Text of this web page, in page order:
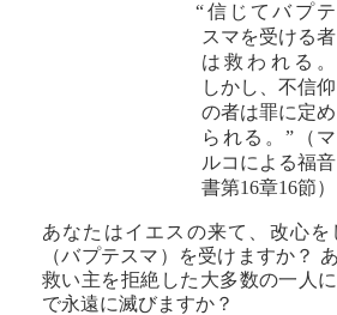
“信じてバプテ
スマを受ける者
は救われる。
しかし、不信仰
の者は罪に定め
られる。”（マ
ルコによる福音
書第16章16節）
あなたはイエスの来て、改心
（バプテスマ）を受けますか？
救い主を拒絶した大多数の一人
で永遠に滅びますか？